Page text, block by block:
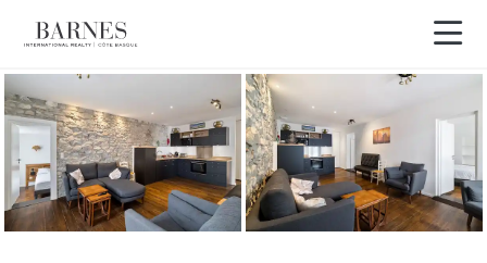
VENDIDO POR BARNES